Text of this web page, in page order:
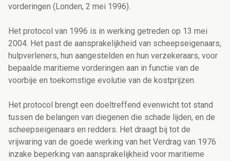
vorderingen (Londen, 2 mei 1996).
Het protocol van 1996 is in werking getreden op 13 mei
2004. Het past de aansprakelijkheid van scheepseigenaars,
hulpverleners, hun aangestelden en hun verzekeraars, voor
bepaalde maritieme vorderingen aan in functie van de
voorbije en toekomstige evolutie van de kostprijzen.
Het protocol brengt een doeltreffend evenwicht tot stand
tussen de belangen van diegenen die schade lijden, en de
scheepseigenaars en redders. Het draagt bij tot de
vrijwaring van de goede werking van het Verdrag van 1976
inzake beperking van aansprakelijkheid voor maritieme